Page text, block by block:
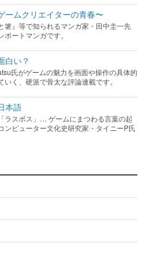
ームクリエイターの青春〜
箸』等で知られるマンガ家・田中圭一先
ートマンガです。
白い？
氏がゲームの魅力を画面や操作の具体的
いく、硬派で骨太な評論連載です。
本語
ラスボス」… ゲームにまつわる言葉の起
ンピューター文化史研究家・タイニーP氏